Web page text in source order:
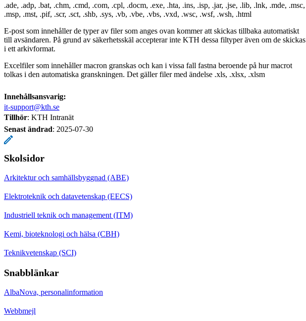
.ade, .adp, .bat, .chm, .cmd, .com, .cpl, .docm, .exe, .hta, .ins, .isp, .jar, .jse, .lib, .lnk, .mde, .msc,
.msp, .mst, .pif, .scr, .sct, .shb, .sys, .vb, .vbe, .vbs, .vxd, .wsc, .wsf, .wsh, .html
E-post som innehåller de typer av filer som anges ovan kommer att skickas tillbaka automatiskt
till avsändaren. På grund av säkerhetsskäl accepterar inte KTH dessa filtyper även om de skickas
i ett arkivformat.
Excelfiler som innehåller macron granskas och kan i vissa fall fastna beroende på hur macrot
tolkas i den automatiska granskningen. Det gäller filer med ändelse .xls, .xlsx, .xlsm
Innehållsansvarig:
it-support@kth.se
Tillhör: KTH Intranät
Senast ändrad: 2025-07-30
Skolsidor
Arkitektur och samhällsbyggnad (ABE)
Elektroteknik och datavetenskap (EECS)
Industriell teknik och management (ITM)
Kemi, bioteknologi och hälsa (CBH)
Teknikvetenskap (SCI)
Snabblänkar
AlbaNova, personalinformation
Webbmejl